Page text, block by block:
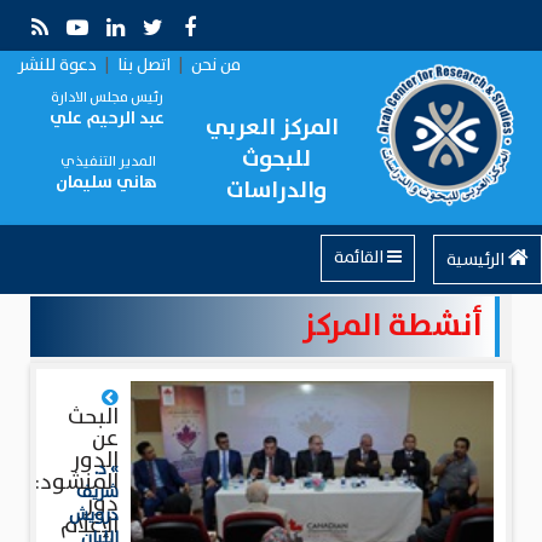
من نحن | اتصل بنا | دعوة للنشر
المركز العربي
للبحوث
والدراسات
رئيس مجلس الادارة
عبد الرحيم علي
المدير التنفيذي
هاني سليمان
الرئيسية
أنشطة المركز
البحث
عن
الدور
المنشود:
دور
الإعلام
» د.
شريف
درويش